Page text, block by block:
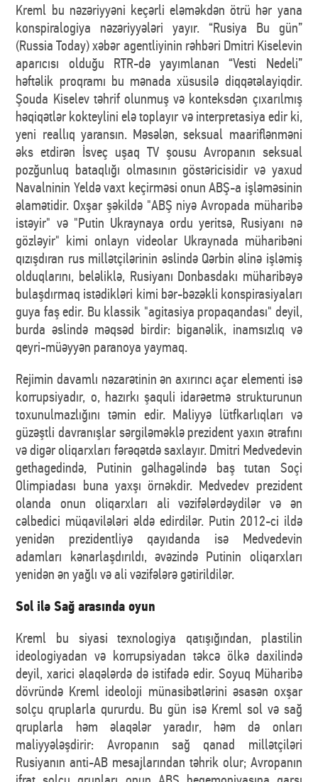
Kreml bu nəzəriyyəni keçərli eləməkdən ötrü hər yana
konspiralogiya nəzəriyyələri yayır. “Rusiya Bu gün”
(Russia Today) xəbər agentliyinin rəhbəri Dmitri Kiselevin
aparıcısı olduğu RTR-də yayımlanan “Vesti Nedeli”
həftəlik proqramı bu mənada xüsusilə diqqətəlayiqdir.
Şouda Kiselev təhrif olunmuş və konteksdən çıxarılmış
həqiqətlər kokteylini elə toplayır və interpretasiya edir ki,
yeni reallıq yaransın. Məsələn, seksual maariflənməni
əks etdirən İsveç uşaq TV şousu Avropanın seksual
pozğunluq bataqlığı olmasının göstəricisidir və yaxud
Navalninin Yeldə vaxt keçirməsi onun ABŞ-a işləməsinin
əlamətidir. Oxşar şəkildə "ABŞ niyə Avropada müharibə
istəyir" və "Putin Ukraynaya ordu yeritsə, Rusiyanı nə
gözləyir" kimi onlayn videolar Ukraynada müharibəni
qızışdıran rus millətçilərinin əslində Qərbin əlinə işləmiş
olduqlarını, beləliklə, Rusiyanı Donbasdakı müharibəyə
bulaşdırmaq istədikləri kimi bər-bəzəkli konspirasiyaları
guya faş edir. Bu klassik "agitasiya propaqandası" deyil,
burda əslində məqsəd birdir: biganəlik, inamsızlıq və
qeyri-müəyyən paranoya yaymaq.
Rejimin davamlı nəzarətinin ən axırıncı açar elementi isə
korrupsiyadır, o, hazırkı şaquli idarəetmə strukturunun
toxunulmazlığını təmin edir. Maliyyə lütfkarlıqları və
güzəştli davranışlar sərgiləməklə prezident yaxın ətrafını
və digər oliqarxları fərəqətdə saxlayır. Dmitri Medvedevin
gethagedində, Putinin gəlhagəlində baş tutan Soçi
Olimpiadası buna yaxşı örnəkdir. Medvedev prezident
olanda onun oliqarxları ali vəzifələrdəydilər və ən
cəlbedici müqavilələri əldə edirdilər. Putin 2012-ci ildə
yenidən prezidentliyə qayıdanda isə Medvedevin
adamları kənarlaşdırıldı, əvəzində Putinin oliqarxları
yenidən ən yağlı və ali vəzifələrə gətirildilər.
Sol ilə Sağ arasında oyun
Kreml bu siyasi texnologiya qatışığından, plastilin
ideologiyadan və korrupsiyadan təkcə ölkə daxilində
deyil, xarici əlaqələrdə də istifadə edir. Soyuq Müharibə
dövründə Kreml ideoloji münasibətlərini əsasən oxşar
solçu qruplarla qururdu. Bu gün isə Kreml sol və sağ
qruplarla həm əlaqələr yaradır, həm də onları
maliyyələşdirir: Avropanın sağ qanad millətçiləri
Rusiyanın anti-AB mesajlarından təhrik olur; Avropanın